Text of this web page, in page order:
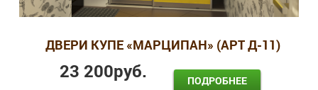
ДВЕРИ КУПЕ «МАРЦИПАН» (АРТ Д-11)
23 200руб. ПОДРОБНЕЕ